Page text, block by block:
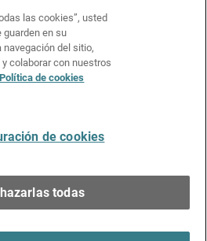
las cookies”, usted
en su
navegación del sitio,
colaborar con nuestros
Política de cookies
de cookies
todas